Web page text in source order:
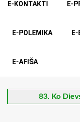
E-KONTAKTI E-
E-POLEMIKA
E-AFIŠA
83. Ko